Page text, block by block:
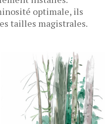
optimale, ils
tailles magistrales.